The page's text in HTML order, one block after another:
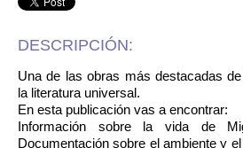
DESCRIPCIÓN:
Una de las obras más destacadas
la literatura universal.
En esta publicación vas a encontrar:
Información sobre la vida de
Documentación sobre el ambiente y